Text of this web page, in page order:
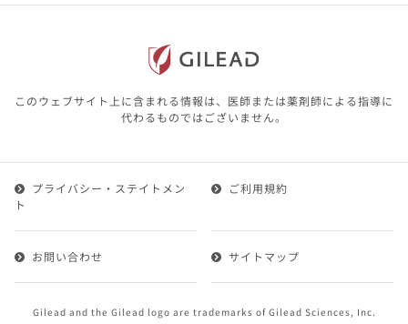
本サイト内の情報は、医師その他医療関係者
が行なうべきアドバイスやサービスを提供す
るものではありません。本サイトに表示され
ている情報は、決して、医師その他医療関係
1.会員とは、医療関係者の方で、本サービスの利用規約
ービスに登録を申し込みギリアドがこれを承認した方を
いいます。
けることができます。
このウェブサイト上に含まれる情報は、医師または薬剤師による指導に
代わるものではございません。
Gilead and the Gilead logo are trademarks of Gilead Sciences, Inc.
プライバシー・ステイトメン
ト
ご利用規約
お問い合わせ サイトマップ